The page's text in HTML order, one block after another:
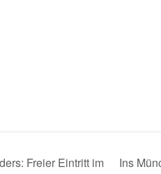
Freier Eintritt im
Ins